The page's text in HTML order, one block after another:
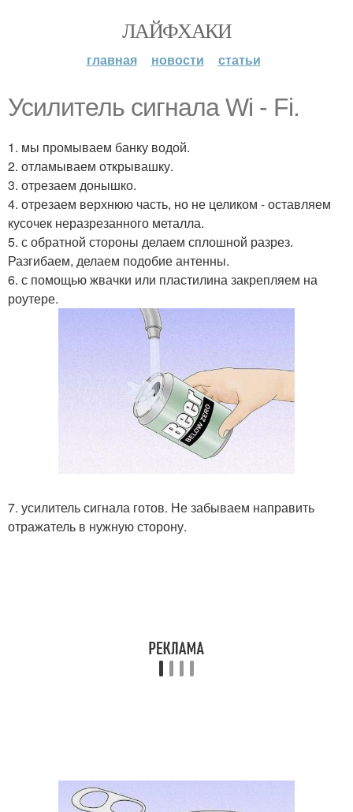
ЛАЙФХАКИ
главная новости статьи
Усилитель сигнала Wi - Fi.
1. мы промываем банку водой.
2. отламываем открывашку.
3. отрезаем донышко.
4. отрезаем верхнюю часть, но не целиком - оставляем
кусочек неразрезанного металла.
5. с обратной стороны делаем сплошной разрез.
Разгибаем, делаем подобие антенны.
6. с помощью жвачки или пластилина закрепляем на
роутере.
7. усилитель сигнала готов. Не забываем направить
отражатель в нужную сторону.